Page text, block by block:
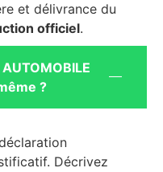
et délivrance du
officiel.
?
Décrivez